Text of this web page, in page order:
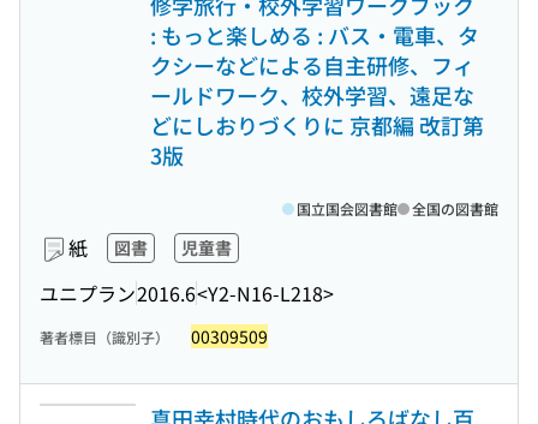
: もっと楽しめる : バス・電車、タ
クシーなどによる自主研修、フィ
ールドワーク、校外学習、遠足な
どにしおりづくりに 京都編 改訂第
3版
紙 図書 児童書
ユニプラン2016.6<Y2-N16-L218>
国立国会図書館 全国の図書館
著者標目（識別子） 00309509